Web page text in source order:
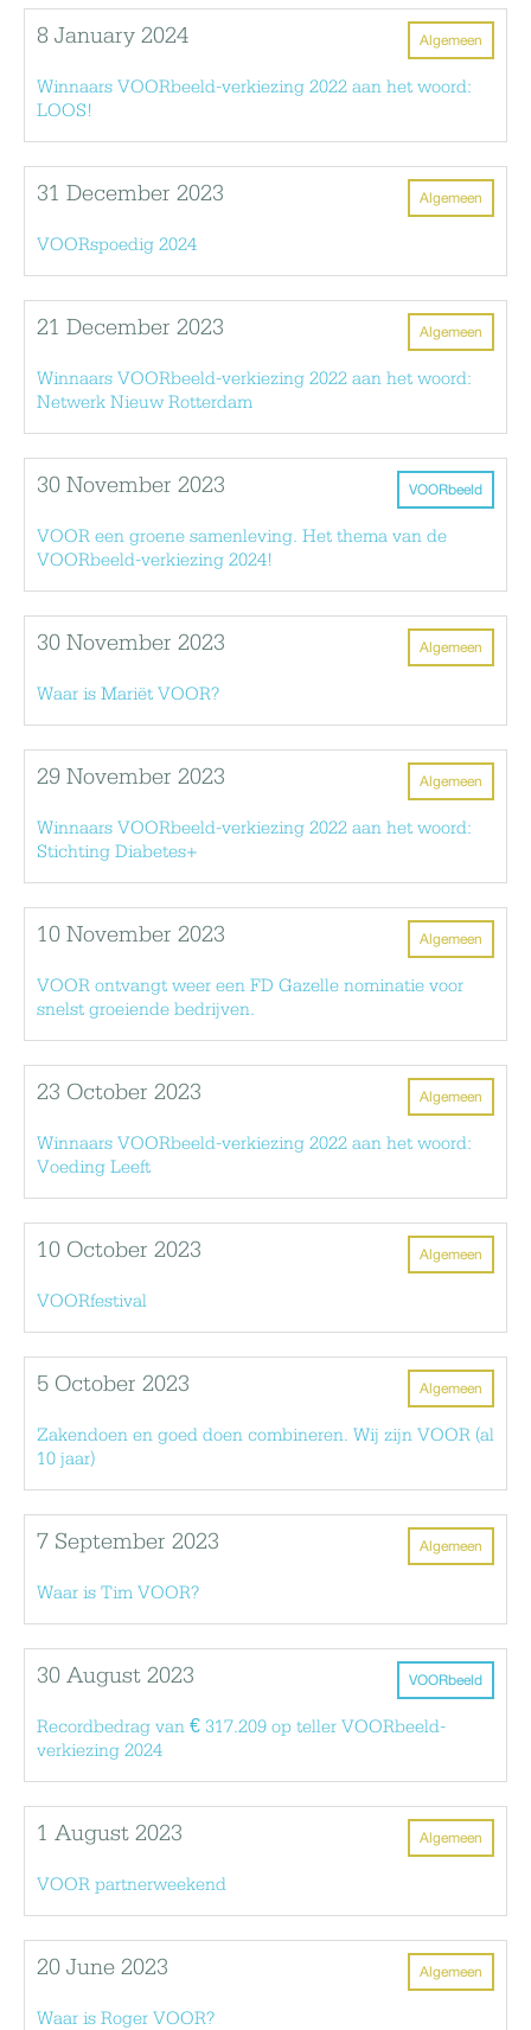
Algemeen
8 January 2024
Winnaars VOORbeeld-verkiezing 2022 aan het woord:
LOOS!
Algemeen
31 December 2023
VOORspoedig 2024
Algemeen
21 December 2023
Winnaars VOORbeeld-verkiezing 2022 aan het woord:
Netwerk Nieuw Rotterdam
VOORbeeld
30 November 2023
VOOR een groene samenleving. Het thema van de
VOORbeeld-verkiezing 2024!
Algemeen
30 November 2023
Waar is Mariët VOOR?
Algemeen
29 November 2023
Winnaars VOORbeeld-verkiezing 2022 aan het woord:
Stichting Diabetes+
Algemeen
10 November 2023
VOOR ontvangt weer een FD Gazelle nominatie voor
snelst groeiende bedrijven.
Algemeen
23 October 2023
Winnaars VOORbeeld-verkiezing 2022 aan het woord:
Voeding Leeft
Algemeen
10 October 2023
VOORfestival
Algemeen
5 October 2023
Zakendoen en goed doen combineren. Wij zijn VOOR (al
10 jaar)
Algemeen
7 September 2023
Waar is Tim VOOR?
VOORbeeld
30 August 2023
Recordbedrag van € 317.209 op teller VOORbeeld-
verkiezing 2024
Algemeen
1 August 2023
VOOR partnerweekend
Algemeen
20 June 2023
Waar is Roger VOOR?